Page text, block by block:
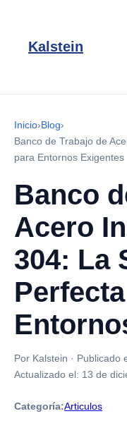
Kalstein
Inicio›Blog›
Banco de Trabajo de
para Entornos Exigentes
Banco
Acero
304: La
Por Kalstein · Publicado
Actualizado el: 13 de
Categoría:Articulos